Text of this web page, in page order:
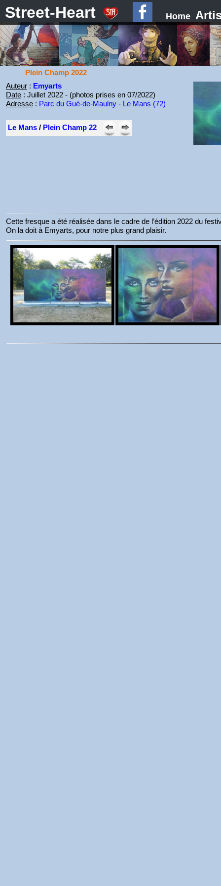
Street-Heart Home
Plein Champ 2022
Auteur: Emyarts
Date: Juillet 2022 - (photos prises en 07/2022)
Adresse: Parc du Gué-de-Maulny - Le Mans (72)
Le Mans/ Plein Champ 22
Cette fresque a été réalisée dans le cadre de l’édition 2022 du
On la doit à Emyarts, pour notre plus grand plaisir.